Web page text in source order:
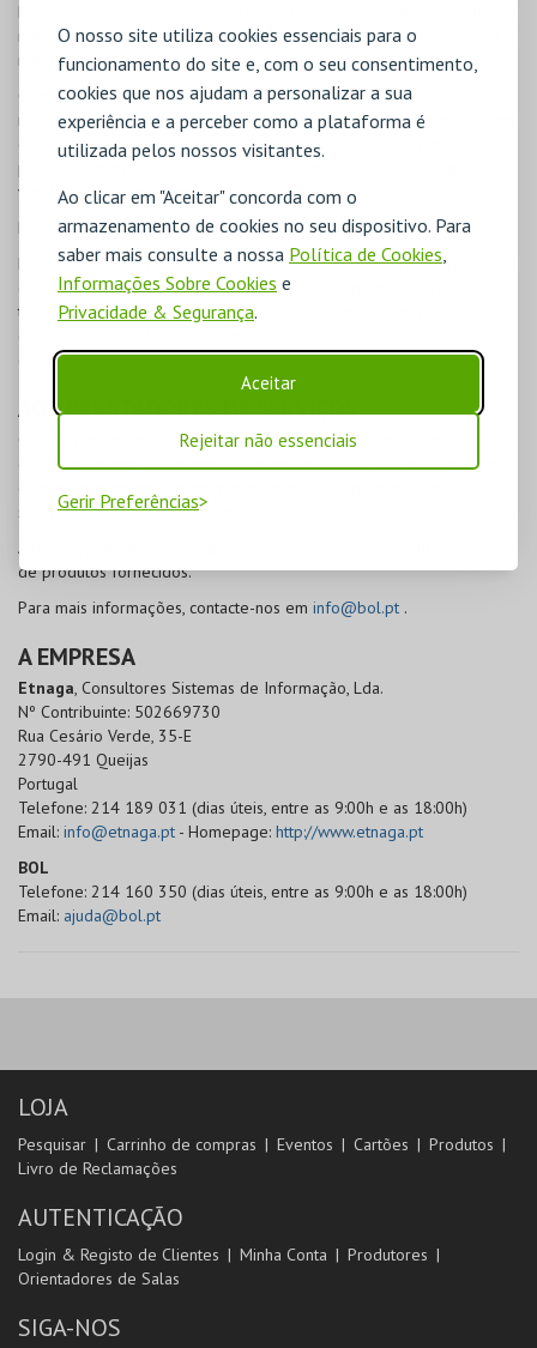
O nosso site utiliza cookies essenciais para o
funcionamento do site e, com o seu consentimento,
cookies que nos ajudam a personalizar a sua
experiência e a perceber como a plataforma é
utilizada pelos nossos visitantes.
Ao clicar em "Aceitar" concorda com o
armazenamento de cookies no seu dispositivo. Para
saber mais consulte a nossa Política de Cookies,
Informações Sobre Cookies e
Privacidade & Segurança.
Aceitar
Rejeitar não essenciais
Gerir Preferências
Na
merece a nossa atenção personalizada no sentido de desenvolver e
melhorar os nossos serviços.
Comprometemo-nos a prestar um serviço de confiança e inovador
na sua gestão de eventos e produtos, trabalhando em parceria e em
constante contacto para o sucesso dos seus resultados e para que
possa oferecer aos seus clientes o melhor serviço de bilhética,
venda de produtos e de informação.
Para mais informações, contacte-nos eminfo@bol.pt.
No Portal daBOL na Internet é disponibilizada uma área própria para
cada Instituição, da sua responsabilidade, que permite apresentar
toda a história, informações e pessoas que contribuem para a
dispõe.
AOS PRESTADORES DE SERVIÇOS
O aumento do âmbito dos serviços prestados por qualquer
estabelecimento é reconhecido como uma mais-valia para os seus
satisfazer várias necessidades.
A
de produtos fornecidos.
Para mais informações, contacte-nos em info@bol.pt .
A EMPRESA
Etnaga, Consultores Sistemas de Informação, Lda.
Nº Contribuinte: 502669730
Rua Cesário Verde, 35-E
2790-491 Queijas
Portugal
Telefone: 214 189 031 (dias úteis, entre as 9:00h e as 18:00h)
Email: info@etnaga.pt - Homepage: http://www.etnaga.pt
BOL
Telefone: 214 160 350 (dias úteis, entre as 9:00h e as 18:00h)
Email: ajuda@bol.pt
LOJA
Pesquisar Carrinho de compras Eventos Cartões
Produtos
Livro de Reclamações
AUTENTICAÇÃO
Login & Registo de Clientes Minha Conta
Produtores
Orientadores de Salas
SIGA-NOS